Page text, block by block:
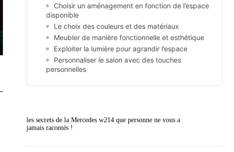
Choisir un aménagement en fonction de l’espace
disponible
Le choix des couleurs et des matériaux
Meubler de manière fonctionnelle et esthétique
Exploiter la lumière pour agrandir l’espace
Personnaliser le salon avec des touches
personnelles
les secrets de la Mercedes w214 que personne ne vous a
jamais racontés !